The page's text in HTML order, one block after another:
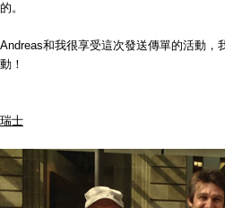
的。
Andreas和我很享受這次發送傳單的活動，
動！
瑞士